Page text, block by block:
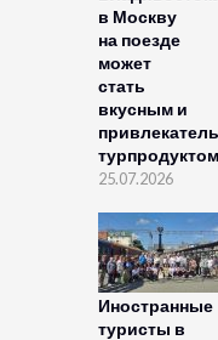
в Москву
на поезде
может
стать
вкусным и
турпродуктом
25.07.2026
Иностранные
туристы в